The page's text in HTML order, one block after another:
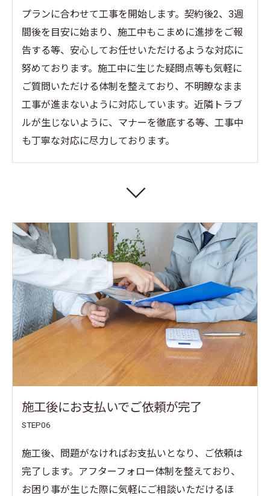
プランに合わせて工事を開始します。契約後2、3週
間後を目安に始まり、施工中もこまめに進捗をご報
告する等、安心してお任せいただけるような対応に
努めております。施工中に生じた疑問点等も気軽に
ご質問いただける体制を整えており、不明瞭なまま
工事が進まないように対応しています。近隣トラブ
ルが生じないように、マナーを徹底する等、工事中
も丁寧な対応に尽力しております。
施工後にお支払いでご依頼が完了
STEP06
施工後、問題がなければお支払いとなり、ご依頼は
完了します。アフターフォロー体制を整えており、
お困り事が生じた際に気軽にご相談いただけるほ